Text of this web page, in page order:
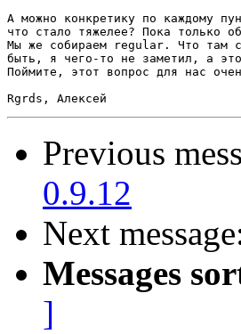
А можно конкретику по каждому
что стало тяжелее? Пока только
Мы же собираем regular. Что там
быть, я чего-то не заметил, а
Поймите, этот вопрос для нас
Previous
0.9.12
Next
Messages
]